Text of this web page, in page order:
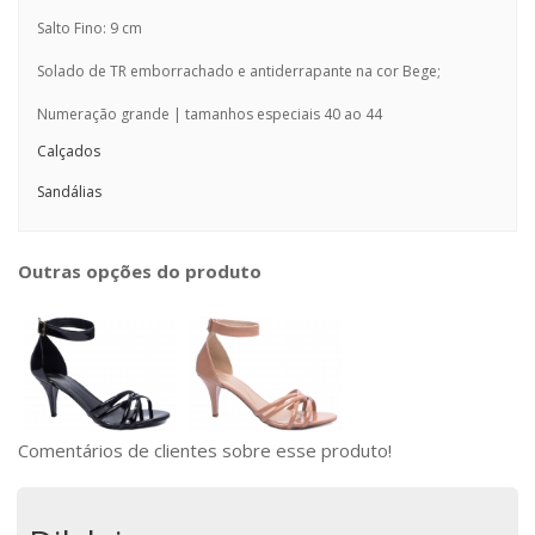
Salto Fino: 9 cm
Solado de TR emborrachado e antiderrapante na cor Bege;
Numeração grande | tamanhos especiais 40 ao 44
Calçados
Sandálias
Outras opções do produto
Comentários de clientes sobre esse produto!